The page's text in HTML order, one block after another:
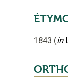
1843 (in